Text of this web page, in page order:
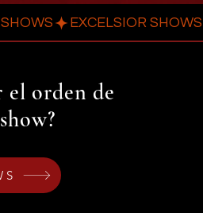
el orden de